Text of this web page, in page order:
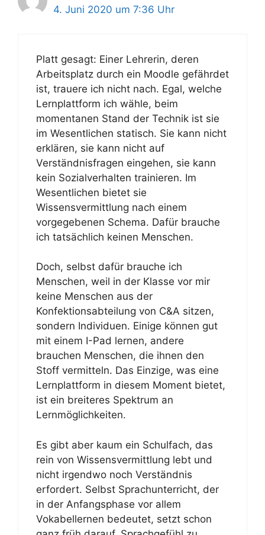
4. Juni 2020 um 7:36 Uhr
Platt gesagt: Einer Lehrerin, deren
Arbeitsplatz durch ein Moodle gefährdet
ist, trauere ich nicht nach. Egal, welche
Lernplattform ich wähle, beim
momentanen Stand der Technik ist sie
im Wesentlichen statisch. Sie kann nicht
erklären, sie kann nicht auf
Verständnisfragen eingehen, sie kann
kein Sozialverhalten trainieren. Im
Wesentlichen bietet sie
Wissensvermittlung nach einem
vorgegebenen Schema. Dafür brauche
ich tatsächlich keinen Menschen.
Doch, selbst dafür brauche ich
Menschen, weil in der Klasse vor mir
keine Menschen aus der
Konfektionsabteilung von C&A sitzen,
sondern Individuen. Einige können gut
mit einem I-Pad lernen, andere
brauchen Menschen, die ihnen den
Stoff vermitteln. Das Einzige, was eine
Lernplattform in diesem Moment bietet,
ist ein breiteres Spektrum an
Lernmöglichkeiten.
Es gibt aber kaum ein Schulfach, das
rein von Wissensvermittlung lebt und
nicht irgendwo noch Verständnis
erfordert. Selbst Sprachunterricht, der
in der Anfangsphase vor allem
Vokabellernen bedeutet, setzt schon